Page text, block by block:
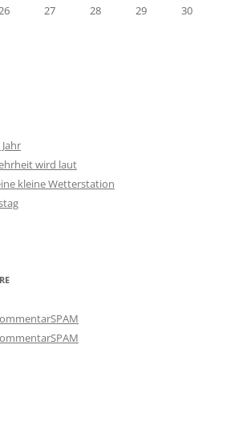
27 28 29
30
wird laut
kleine Wetterstation